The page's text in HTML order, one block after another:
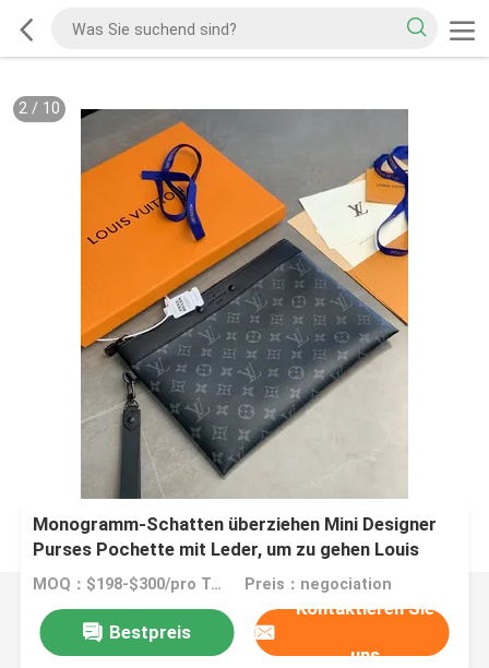
2/ 10
Monogramm-Schatten überziehen Mini Designer
Purses Pochette mit Leder, um zu gehen Louis
Vuitton
MOQ：$198-$300/pro Tasche Preis：negociation
Bestpreis
Kontaktieren Sie
uns